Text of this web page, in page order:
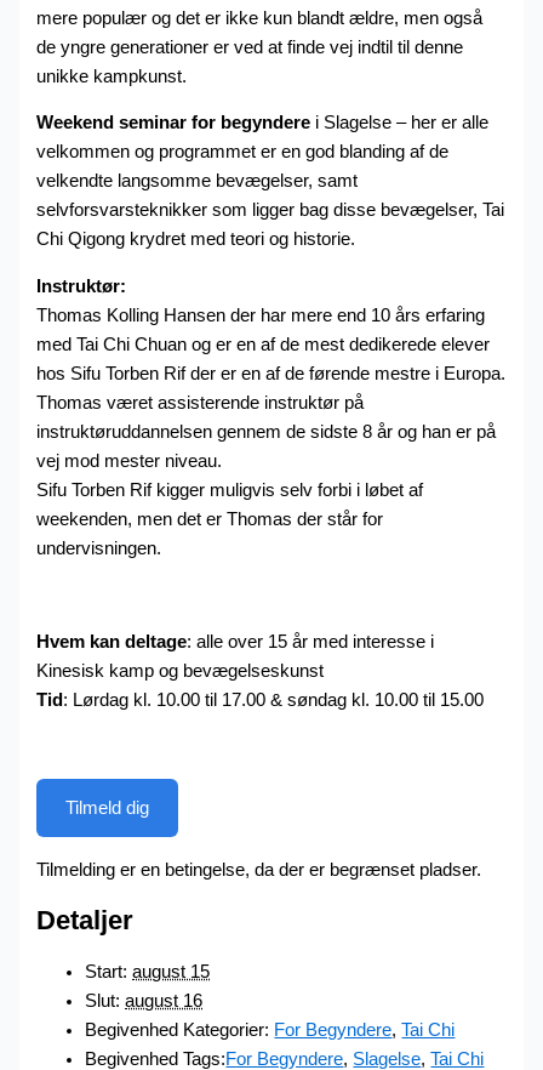
mere populær og det er ikke kun blandt ældre, men også
de yngre generationer er ved at finde vej indtil til denne
unikke kampkunst.
Weekend seminar for begyndere i Slagelse – her er alle
velkommen og programmet er en god blanding af de
velkendte langsomme bevægelser, samt
selvforsvarsteknikker som ligger bag disse bevægelser, Tai
Chi Qigong krydret med teori og historie.
Instruktør:
Thomas Kolling Hansen der har mere end 10 års erfaring
med Tai Chi Chuan og er en af de mest dedikerede elever
hos Sifu Torben Rif der er en af de førende mestre i Europa.
Thomas været assisterende instruktør på
instruktøruddannelsen gennem de sidste 8 år og han er på
vej mod mester niveau.
Sifu Torben Rif kigger muligvis selv forbi i løbet af
weekenden, men det er Thomas der står for
undervisningen.
Hvem kan deltage: alle over 15 år med interesse i
Kinesisk kamp og bevægelseskunst
Tid : Lørdag kl. 10.00 til 17.00 & søndag kl. 10.00 til 15.00
Tilmeld dig
Tilmelding er en betingelse, da der er begrænset pladser.
Detaljer
Start: august 15
Slut: august 16
Begivenhed Kategorier: For Begyndere,Tai Chi
Begivenhed Tags:For Begyndere, Slagelse,Tai Chi